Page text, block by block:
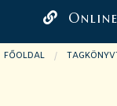
FŐOLDAL